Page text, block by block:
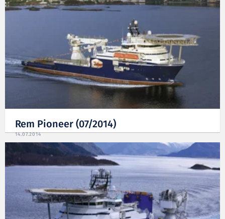
Rem Pioneer (07/2014)
14.07.2014